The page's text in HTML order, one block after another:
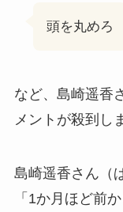
頭を丸めろ
など、島崎遥香
メントが殺到し
島崎遥香さん（
「1か月ほど前